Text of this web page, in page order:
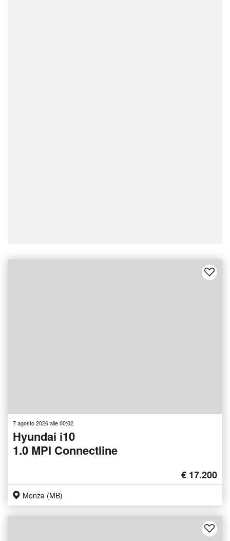
7 agosto 2026 alle 00:02
Hyundai i10
1.0 MPI Connectline
€ 17.200
Monza (MB)